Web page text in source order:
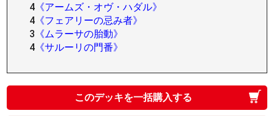
4 《アームズ・オヴ・ハダル》
4 《フェアリーの忌み者》
3 《ムラーサの胎動》
4 《サルーリの門番》
このデッキを一括購入する